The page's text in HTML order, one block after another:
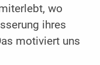
wo
ihres
motiviert uns